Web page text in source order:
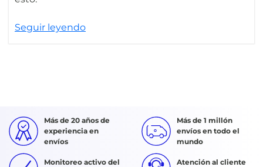
Seguir leyendo
Más de 20 años de
experiencia en
envíos
Más de 1 millón
envíos en todo el
mundo
Monitoreo activo del
Atención al cliente